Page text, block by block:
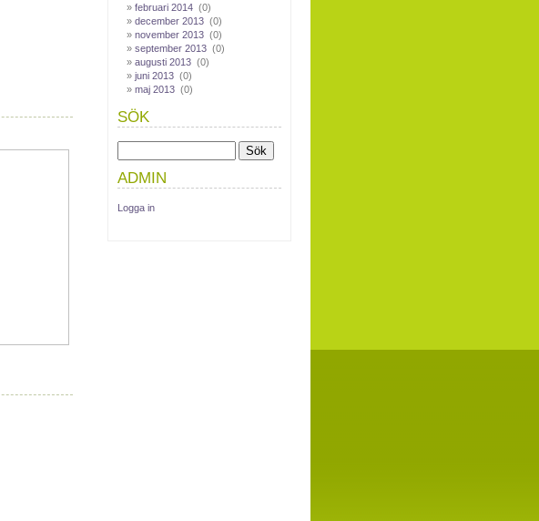
februari 2014 (0)
december 2013 (0)
november 2013 (0)
september 2013 (0)
augusti 2013 (0)
juni 2013 (0)
maj 2013 (0)
SÖK
ADMIN
Logga in